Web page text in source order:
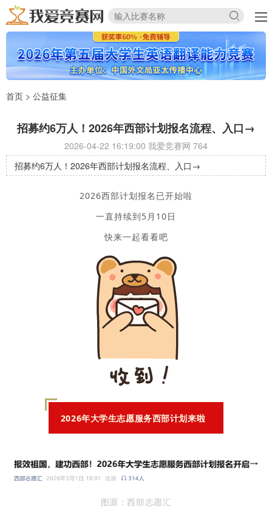
首页 > 公益征集
招募约6万人！2026年西部计划报名流程、入口→
2026-04-22 16:19:00 我爱竞赛网 764
招募约6万人！2026年西部计划报名流程、入口→
2026西部计划报名已开始啦
一直持续到5月10日
快来一起看看吧
2026年大学生志愿服务西部计划来啦
图源：西部志愿汇